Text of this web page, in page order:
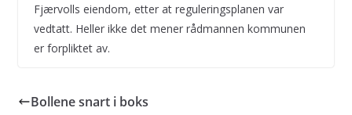
Fjærvolls eiendom, etter at reguleringsplanen var
vedtatt. Heller ikke det mener rådmannen kommunen
er forpliktet av.
Bollene snart i boks